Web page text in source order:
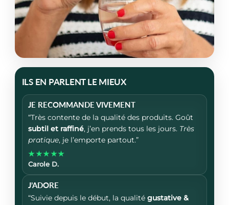
ILS EN PARLENT LE MIEUX
JE RECOMMANDE VIVEMENT
“Très contente de la qualité des produits. Goût
subtil et raffiné, j’en prends tous les jours. Très
pratique, je l’emporte partout.”
★★★★★
Carole D.
J’ADORE
“Suivie depuis le début, la qualitégustative &